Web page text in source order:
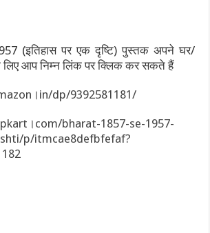
(इतिहास पर एक दृष्टि) पुस्तक अपने घर/
लिए आप निम्न लिंक पर क्लिक कर सकते हैं
dp/9392581181/
bharat-1857-se-1957-
p/itmcae8defbfefaf?